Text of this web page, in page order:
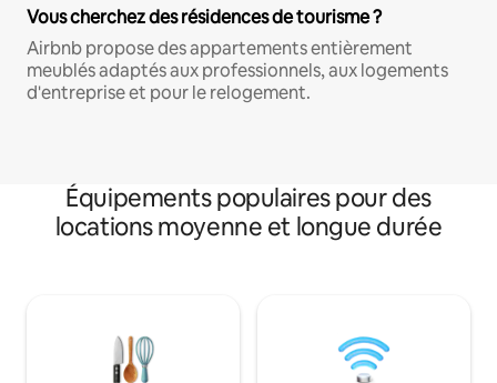
Vous cherchez des résidences de tourisme ?
Airbnb propose des appartements entièrement
meublés adaptés aux professionnels, aux logements
d'entreprise et pour le relogement.
Équipements populaires pour des
locations moyenne et longue durée